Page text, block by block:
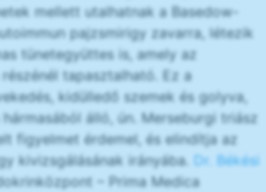
mellett utalhatnak a Basedow-
pajzsmirigy zavarra, létezik
tünetegyüttes is, amely az
tapasztalható. Ez a
kidülledő szemek és golyva,
álló, ún. Merseburgi triász
figyelmet érdemel, és elindítja az
kivizsgálásának irányába. Dr. Békési
– Prima Medica